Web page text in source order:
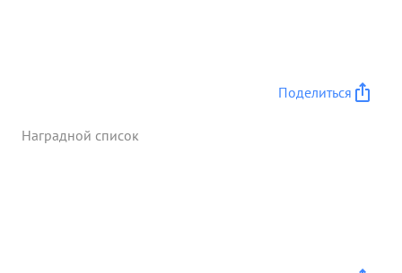
Поделиться
Наградной список